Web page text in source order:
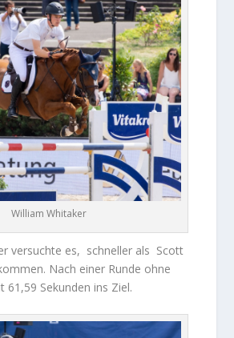
William Whitaker
versuchte es, schneller als Scott
Nach einer Runde ohne
61,59 Sekunden ins Ziel.